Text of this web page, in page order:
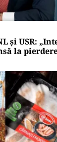
și USR:
la